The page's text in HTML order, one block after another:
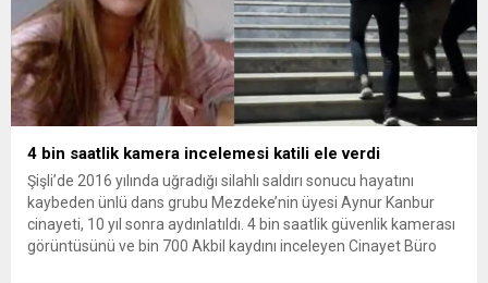
4 bin saatlik kamera incelemesi katili ele verdi
Şişli’de 2016 yılında uğradığı silahlı saldırı sonucu hayatını
kaybeden ünlü dans grubu Mezdeke’nin üyesi Aynur Kanbur
cinayeti, 10 yıl sonra aydınlatıldı. 4 bin saatlik güvenlik kamerası
görüntüsünü ve bin 700 Akbil kaydını inceleyen Cinayet Büro